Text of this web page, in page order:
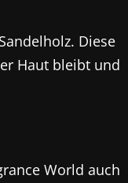
Diese
Haut bleibt und
World auch